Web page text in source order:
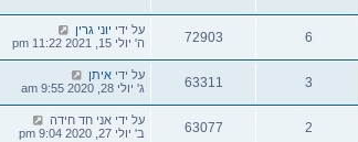
6
72903 על ידי יוני גרין
ה' יולי 15, 2021 11:22 pm
3
63311 על ידי איתן
ג' יולי 28, 2020 9:55 am
2
63077 על ידי אני חד חידה
ב' יולי 27, 2020 9:04 pm